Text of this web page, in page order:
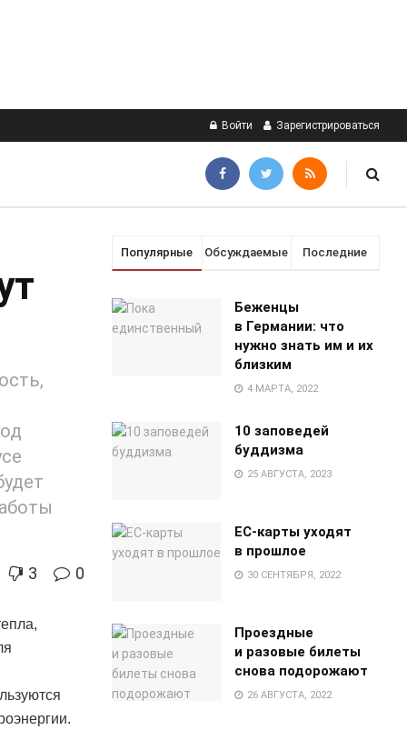
Войти Зарегистрироваться
3 0
Популярные Обсуждаемые Последние
Беженцы
в Германии: что
нужно знать им и их
близким
4 МАРТА, 2022
10 заповедей
буддизма
25 АВГУСТА, 2023
EC-карты уходят
в прошлое
30 СЕНТЯБРЯ, 2022
Проездные
и разовые билеты
снова подорожают
26 АВГУСТА, 2022